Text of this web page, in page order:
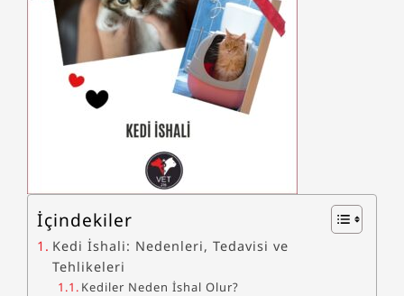
İçindekiler
Kedi İshali: Nedenleri, Tedavisi ve
Tehlikeleri
Kediler Neden İshal Olur?